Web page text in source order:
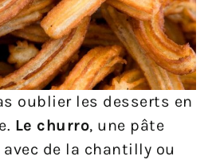
oublier les desserts en
Le churro, une pâte
de la chantilly ou